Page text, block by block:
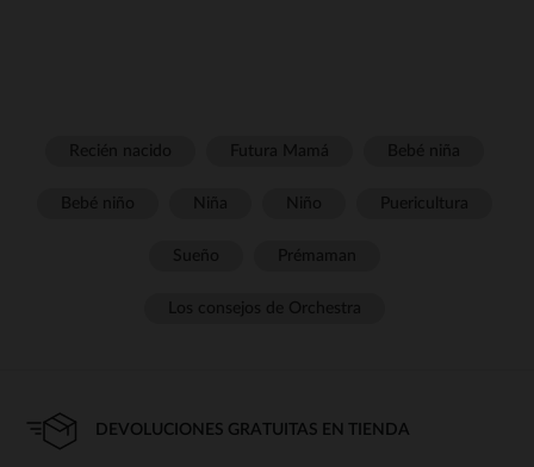
DEVOLUCIONES GRATUITAS EN TIENDA